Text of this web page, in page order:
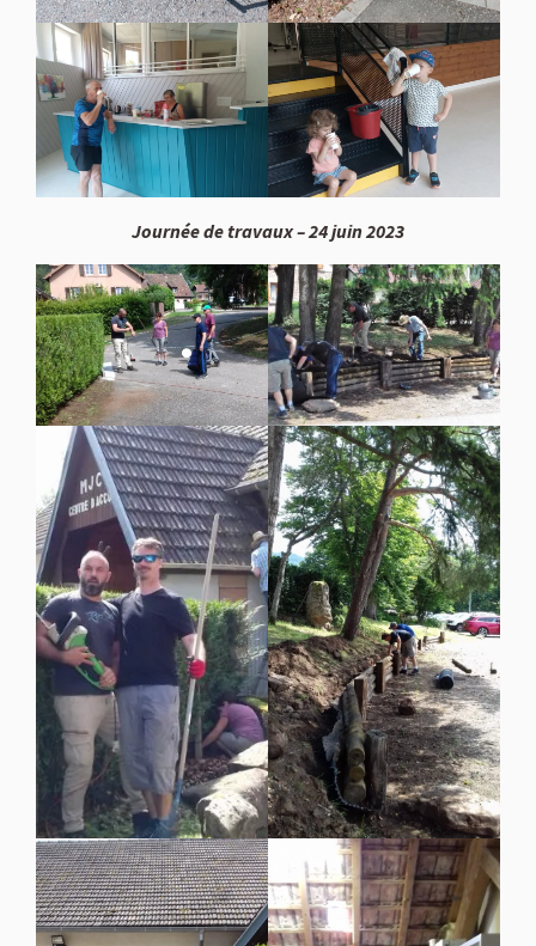
Journée de travaux – 24 juin 2023